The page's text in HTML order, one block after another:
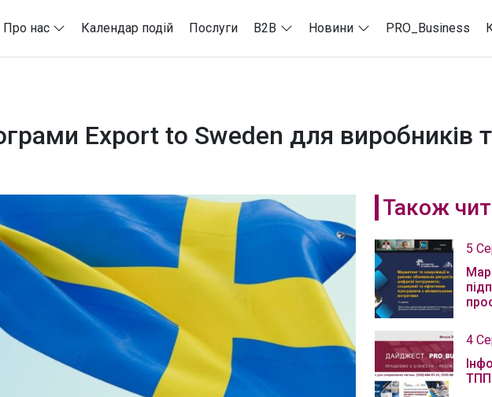
Про нас Календар подій Послуги B2B Новини PRO_Business
Export to Sweden для виробників
Також
5
4